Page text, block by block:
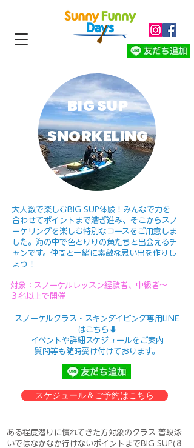
BIG SUP
​SNORKELING
大人数で楽しむBIG SUP体験！みんなで力を
合わせてポイントまで漕ぎ進み、そこからスノ
ーケリングを楽しむ特別なコースをご用意しま
した。海の中で色とりりの魚たちと出会えるチ
ャンです。仲間と一緒に素敵な思い出を作りし
ょう！
対象：スノーケルレッスン経験者、中級者〜
３名以上で開催
スノーケルクラス・スキンダイビング専用LINE
はこちら⬇️
イベントや詳細スケジュールをご案内
​質問等も随時受け付けております。
スケジュール＆ご予約はこちら
ある程度潜りに慣れてきた方対象のクラス 普段泳
いではなかなか行けないポイントまでBIG SUP(８